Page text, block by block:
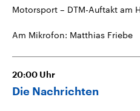
Motorsport – DTM-Auftakt am
Am Mikrofon: Matthias Friebe
20:00 Uhr
Die Nachrichten